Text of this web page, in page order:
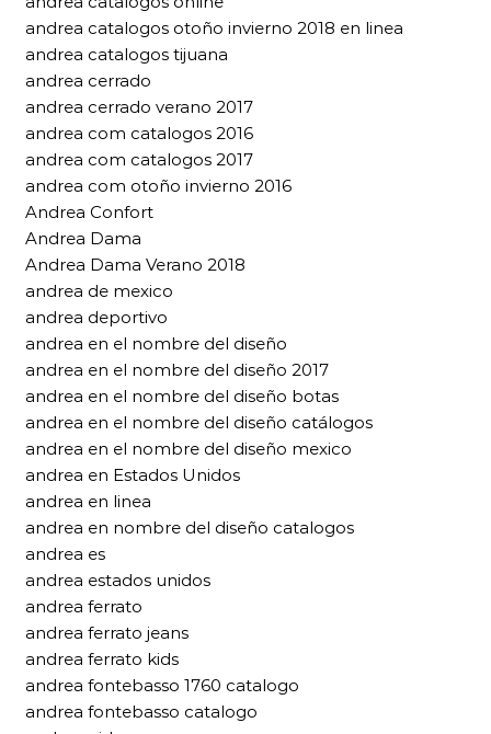
andrea catalogos otoño invierno 2018 en linea
andrea catalogos tijuana
andrea cerrado
andrea cerrado verano 2017
andrea com catalogos 2016
andrea com catalogos 2017
andrea com otoño invierno 2016
Andrea Confort
Andrea Dama
Andrea Dama Verano 2018
andrea de mexico
andrea deportivo
andrea en el nombre del diseño
andrea en el nombre del diseño 2017
andrea en el nombre del diseño botas
andrea en el nombre del diseño catálogos
andrea en el nombre del diseño mexico
andrea en Estados Unidos
andrea en linea
andrea en nombre del diseño catalogos
andrea es
andrea estados unidos
andrea ferrato
andrea ferrato jeans
andrea ferrato kids
andrea fontebasso 1760 catalogo
andrea fontebasso catalogo